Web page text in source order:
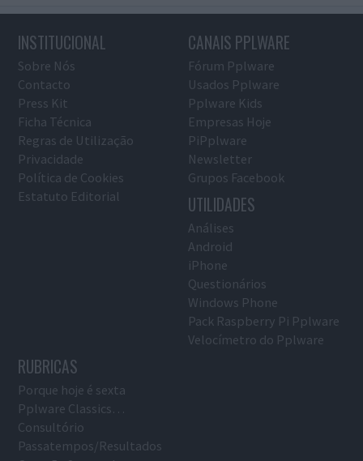
INSTITUCIONAL
Sobre Nós
Contacto
Press Kit
Ficha Técnica
Regras de Utilização
Privacidade
Política de Cookies
Estatuto Editorial
CANAIS PPLWARE
Fórum Pplware
Usados Pplware
Pplware Kids
Empresas Hoje
PiPplware
Newsletter
Grupos Facebook
UTILIDADES
Análises
Android
iPhone
Questionários
Windows Phone
Pack Raspberry Pi Pplware
Velocímetro do Pplware
RUBRICAS
Porque hoje é sexta
Pplware Classics…
Consultório
Passatempos/Resultados